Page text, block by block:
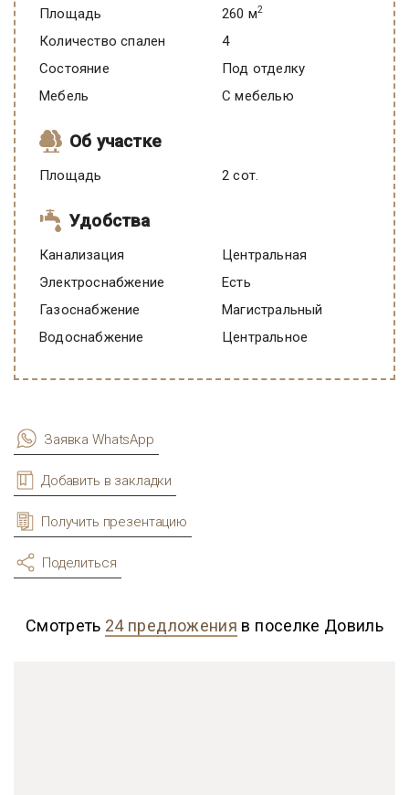
Площадь 260 м2
Количество спален
4
Состояние
под отделку
Мебель
C мебелью
Об участке
Площадь 2 сот.
Удобства
Канализация
Центральная
Электроснабжение
есть
Газоснабжение
Магистральный
Водоснабжение
Центральное
Заявка WhatsApp
Добавить в закладки
Получить презентацию
Поделиться
Смотреть 24 предложения в поселке Довиль